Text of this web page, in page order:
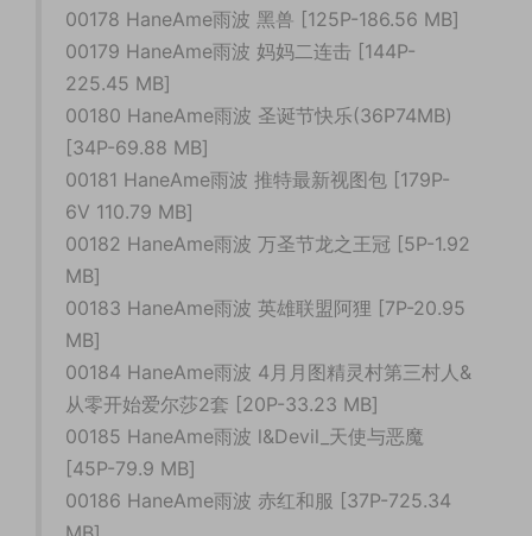
00178 HaneAme雨波 黑兽 [125P-186.56 MB]
00179 HaneAme雨波 妈妈二连击 [144P-
225.45 MB]
00180 HaneAme雨波 圣诞节快乐(36P74MB)
[34P-69.88 MB]
00181 HaneAme雨波 推特最新视图包 [179P-
6V 110.79 MB]
00182 HaneAme雨波 万圣节龙之王冠 [5P-1.92
MB]
00183 HaneAme雨波 英雄联盟阿狸 [7P-20.95
MB]
00184 HaneAme雨波 4月月图精灵村第三村人&
从零开始爱尔莎2套 [20P-33.23 MB]
00185 HaneAme雨波 l&Devil_天使与恶魔
[45P-79.9 MB]
00186 HaneAme雨波 赤红和服 [37P-725.34